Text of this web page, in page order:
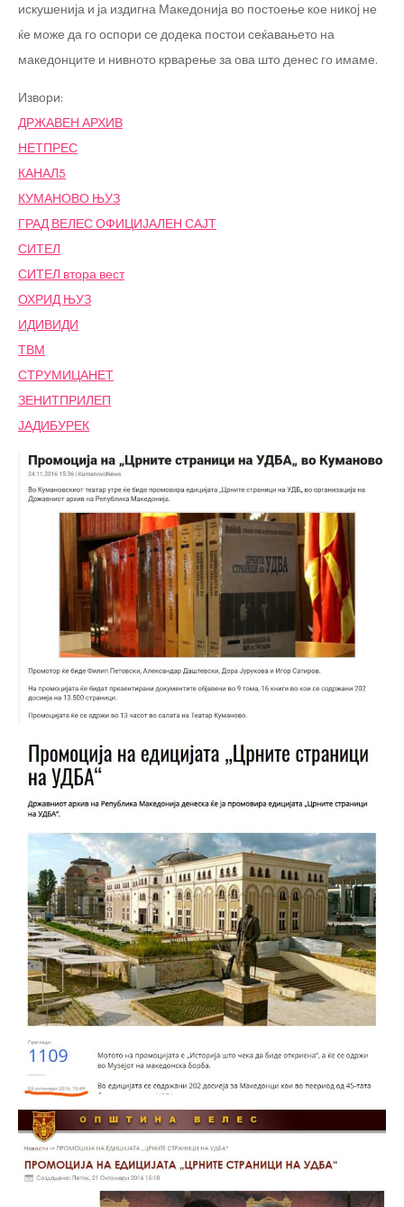
искушенија и ја издигна Македонија во постоење кое никој не
ќе може да го оспори се додека постои сеќавањето на
македонците и нивното крварење за ова што денес го имаме.
Извори:
ДРЖАВЕН АРХИВ
НЕТПРЕС
КАНАЛ5
КУМАНОВО ЊУЗ
ГРАД ВЕЛЕС ОФИЦИЈАЛЕН САЈТ
СИТЕЛ
СИТЕЛ втора вест
ОХРИД ЊУЗ
ИДИВИДИ
ТВМ
СТРУМИЦАНЕТ
ЗЕНИТПРИЛЕП
ЈАДИБУРЕК